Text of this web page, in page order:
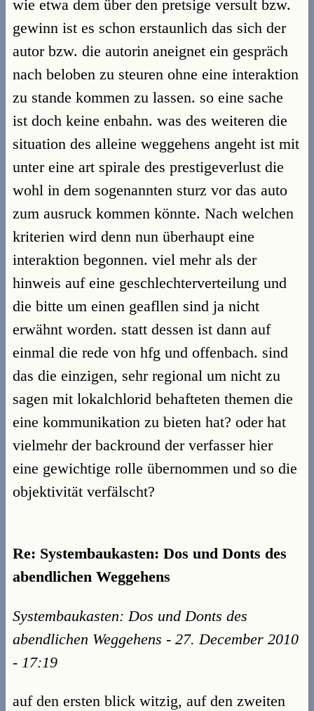
wie etwa dem über den pretsige versult bzw.
gewinn ist es schon erstaunlich das sich der
autor bzw. die autorin aneignet ein gespräch
nach beloben zu steuren ohne eine interaktion
zu stande kommen zu lassen. so eine sache
ist doch keine enbahn. was des weiteren die
situation des alleine weggehens angeht ist mit
unter eine art spirale des prestigeverlust die
wohl in dem sogenannten sturz vor das auto
zum ausruck kommen könnte. Nach welchen
kriterien wird denn nun überhaupt eine
interaktion begonnen. viel mehr als der
hinweis auf eine geschlechterverteilung und
die bitte um einen geafllen sind ja nicht
erwähnt worden. statt dessen ist dann auf
einmal die rede von hfg und offenbach. sind
das die einzigen, sehr regional um nicht zu
sagen mit lokalchlorid behafteten themen die
eine kommunikation zu bieten hat? oder hat
vielmehr der backround der verfasser hier
eine gewichtige rolle übernommen und so die
objektivität verfälscht?
Re: Systembaukasten: Dos und Donts des
abendlichen Weggehens
Systembaukasten: Dos und Donts des
abendlichen Weggehens - 27. December 2010
- 17:19
auf den ersten blick witzig, auf den zweiten